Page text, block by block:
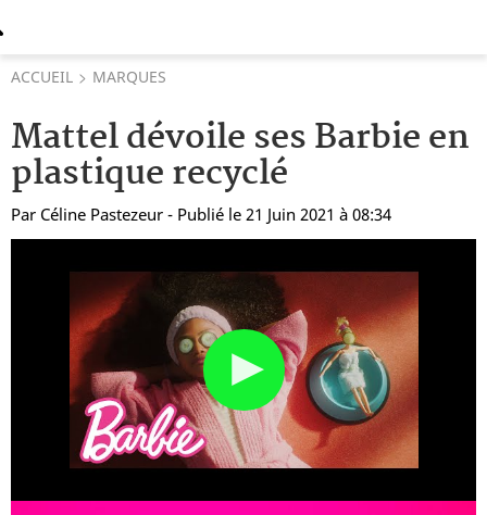
ACCUEIL MARQUES
Mattel dévoile ses Barbie en
plastique recyclé
Par Céline Pastezeur - Publié le 21 Juin 2021 à 08:34